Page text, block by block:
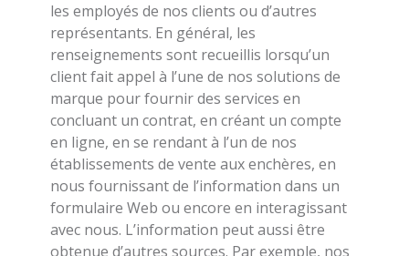
les employés de nos clients ou d’autres
représentants. En général, les
renseignements sont recueillis lorsqu’un
client fait appel à l’une de nos solutions de
marque pour fournir des services en
concluant un contrat, en créant un compte
en ligne, en se rendant à l’un de nos
établissements de vente aux enchères, en
nous fournissant de l’information dans un
formulaire Web ou encore en interagissant
avec nous. L’information peut aussi être
obtenue d’autres sources. Par exemple, nos